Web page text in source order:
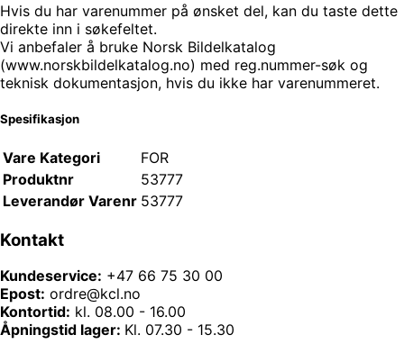
Hvis du har varenummer på ønsket del, kan du taste dette
direkte inn i søkefeltet.
Vi anbefaler å bruke Norsk Bildelkatalog
(www.norskbildelkatalog.no) med reg.nummer-søk og
teknisk dokumentasjon, hvis du ikke har varenummeret.
Spesifikasjon
Vare Kategori
FOR
Produktnr
53777
Leverandør Varenr 53777
Kontakt
Kundeservice: +47 66 75 30 00
Epost: ordre@kcl.no
Kontortid: kl. 08.00 - 16.00
Åpningstid lager: Kl. 07.30 - 15.30